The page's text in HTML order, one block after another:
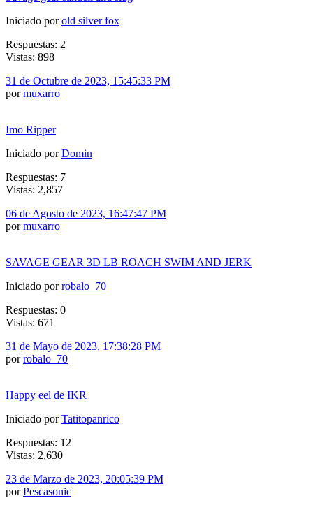
Iniciado porold silver fox
Respuestas: 2
Vistas: 898
31 de Octubre de 2023, 15:45:33 PM
pormuxarro
Imo Ripper
Iniciado porDomin
Respuestas: 7
Vistas: 2,857
06 de Agosto de 2023, 16:47:47 PM
pormuxarro
SAVAGE GEAR 3D LB ROACH SWIM AND JERK
Iniciado porrobalo_70
Respuestas: 0
Vistas: 671
31 de Mayo de 2023, 17:38:28 PM
porrobalo_70
Happy eel de IKR
Iniciado porTatitopanrico
Respuestas: 12
Vistas: 2,630
23 de Marzo de 2023, 20:05:39 PM
porPescasonic